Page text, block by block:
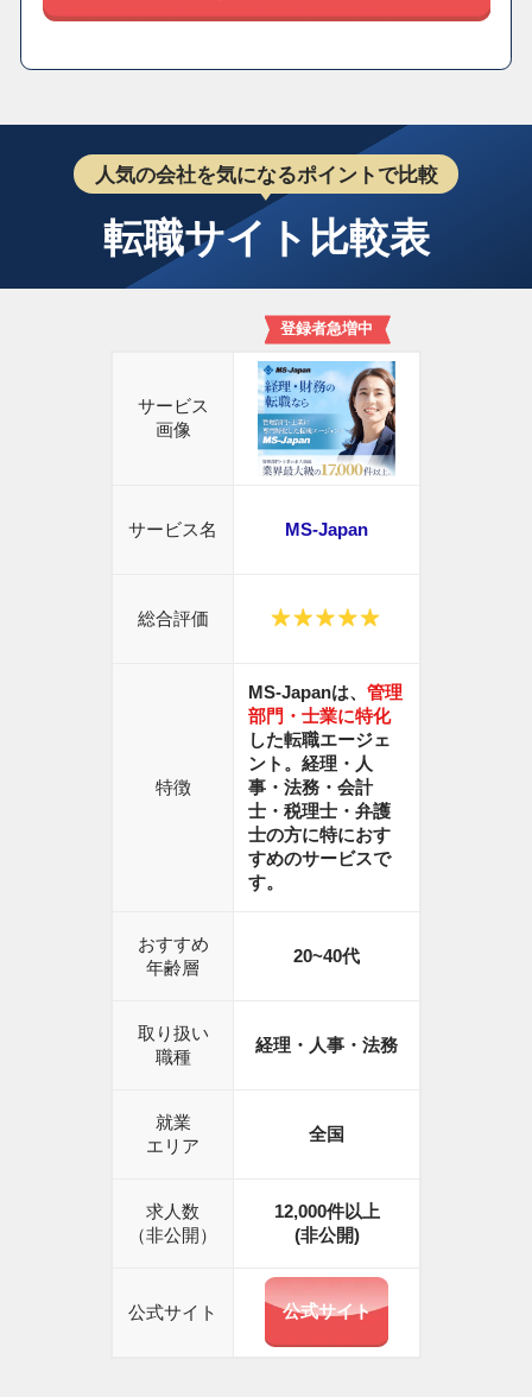
人気の会社を気になるポイントで比較
転職サイト比較表
サービス
画像
登録者急増中
サービス名 MS-Japan
総合評価
特徴
MS-Japanは、 管理
部門・士業に特化
した転職エージェ
ント。 経理・人
事・法務・会計
士・税理士・弁護
士の方に特におす
すめのサービスで
す。
おすすめ
年齢層
20~40代
取り扱い
職種
経理・人事・法務
就業
エリア
全国
求人数
（非公開）
12,000件以上
(非公開)
公式サイト 公式サイト